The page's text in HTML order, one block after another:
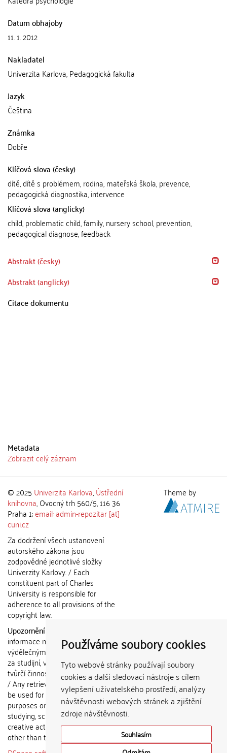
Používáme soubory cookies
Tyto webové stránky používají soubory
cookies a další sledovací nástroje s cílem
vylepšení uživatelského prostředí, analýzy
návštěvnosti webových stránek a zjištění
zdroje návštěvnosti.
Souhlasím
Datum obhajoby
11. 1. 2012
Nakladatel
Univerzita Karlova, Pedagogická fakulta
Jazyk
Čeština
Známka
Dobře
Klíčová slova (česky)
dítě, dítě s problémem, rodina, mateřská škola, prevence,
pedagogická diagnostika, intervence
Klíčová slova (anglicky)
child, problematic child, family, nursery school, prevention,
pedagogical diagnose, feedback
Abstrakt (česky)
Abstrakt (anglicky)
Citace dokumentu
Metadata
Zobrazit celý záznam
© 2025 Univerzita Karlova,Ústřední
knihovna, Ovocný trh 560/5, 116 36
Praha 1;email: admin-repozitar [at]
cuni.cz
Za dodržení všech ustanovení
autorského zákona jsou
zodpovědné jednotlivé složky
Univerzity Karlovy. / Each
constituent part of Charles
University is responsible for
adherence to all provisions of the
copyright law.
Upozornění / Notice:
informace nemohou být použity k
výdělečným účelům nebo vydávány
za studijní, vědeckou nebo jinou
tvůrčí činnost jiné osoby než autora.
/ Any retrieved information shall not
be used for any commercial
purposes or claimed as results of
studying, scientific or any other
creative activities of any person
other than the author.
Theme by